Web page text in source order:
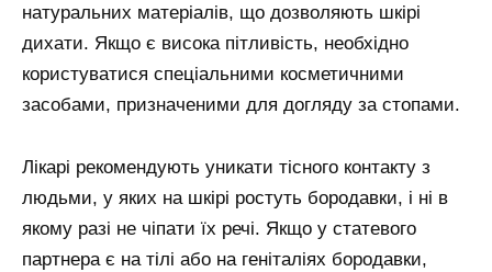
натуральних матеріалів, що дозволяють шкірі
дихати. Якщо є висока пітливість, необхідно
користуватися спеціальними косметичними
засобами, призначеними для догляду за стопами.
Лікарі рекомендують уникати тісного контакту з
людьми, у яких на шкірі ростуть бородавки, і ні в
якому разі не чіпати їх речі. Якщо у статевого
партнера є на тілі або на геніталіях бородавки,